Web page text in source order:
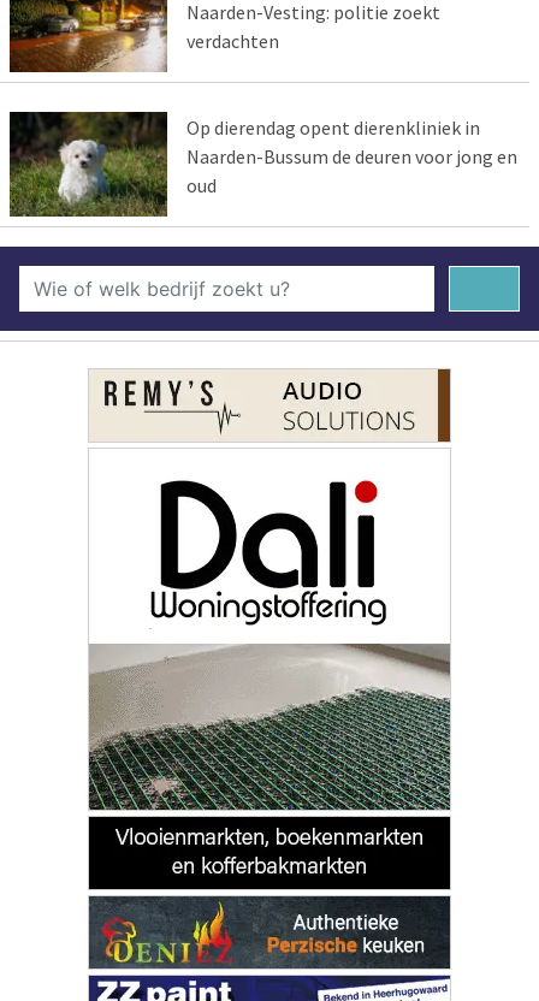
Naarden-Vesting: politie zoekt
verdachten
Op dierendag opent dierenkliniek in
Naarden-Bussum de deuren voor jong en
oud